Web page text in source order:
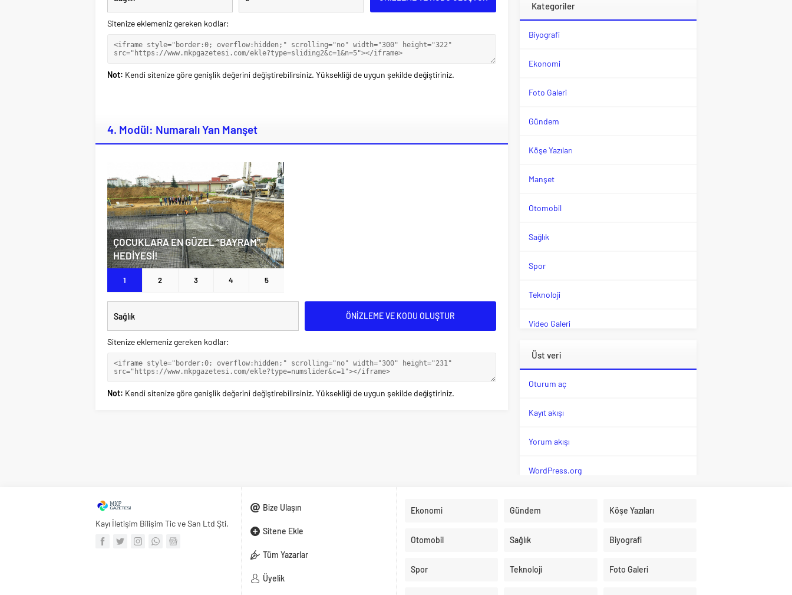
Sitenize eklemeniz gereken kodlar:
Not: Kendi sitenize göre genişlik değerini değiştirebilirsiniz. Yüksekliği de uygun şekilde değiştiriniz.
4. Modül: Numaralı Yan Manşet
Sitenize eklemeniz gereken kodlar:
Not: Kendi sitenize göre genişlik değerini değiştirebilirsiniz. Yüksekliği de uygun şekilde değiştiriniz.
Kategoriler
Biyografi
Ekonomi
Foto Galeri
Gündem
Köşe Yazıları
Manşet
Otomobil
Sağlık
Spor
Teknoloji
Video Galeri
Üst veri
Oturum aç
Kayıt akışı
Yorum akışı
WordPress.org
Kayı İletişim Bilişim Tic ve San Ltd Şti.
Bize Ulaşın
Sitene Ekle
Tüm Yazarlar
Üyelik
Ekonomi Gündem Köşe Yazıları
Otomobil Sağlık Biyografi
Spor Teknoloji Foto Galeri